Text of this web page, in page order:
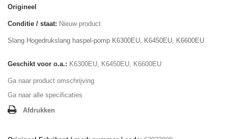
Origineel
Conditie / staat: Nieuw product
Slang Hogedrukslang haspel-pomp K6300EU, K6450EU, K6600EU
Geschikt voor o.a.: K6300EU, K6450EU, K6600EU
Ga naar product omschrijving
Ga naar alle specificaties
Afdrukken